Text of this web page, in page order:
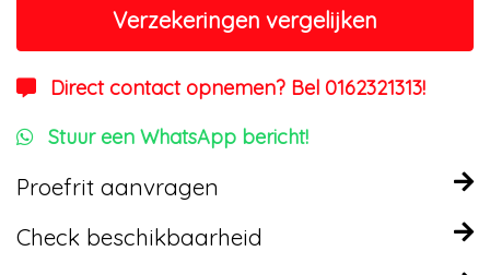
Verzekeringen vergelijken
Direct contact opnemen? Bel 0162321313!
Stuur een WhatsApp bericht!
Proefrit aanvragen
Check beschikbaarheid